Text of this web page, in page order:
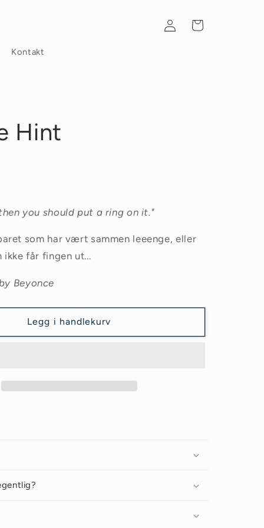
Kontakt
Logg
inn
Handlekurv
Hint
you should put a ring on it."
som har vært sammen leeenge, eller
ikke får fingen ut...
Beyonce
Legg i handlekurv